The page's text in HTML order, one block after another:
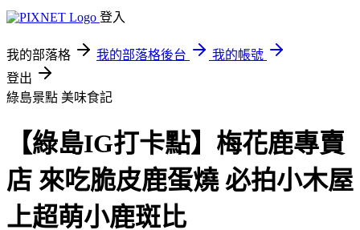
登入
我的部落格 我的部落格後台
我的帳號
登出
綠島景點 美味食記
【綠島IG打卡點】梅花鹿專賣
店 來吃脆皮鹿蛋燒 必拍小木屋
上超萌小鹿斑比